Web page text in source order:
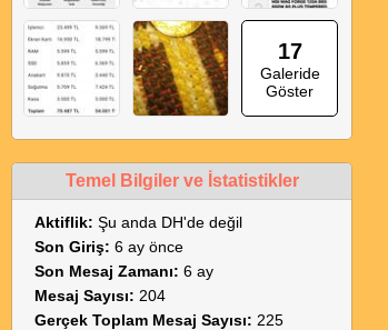
17
Galeride
Göster
Temel Bilgiler ve İstatistikler
Aktiflik: Şu anda DH'de değil
Son Giriş: 6 ay önce
Son Mesaj Zamanı: 6 ay
Mesaj Sayısı: 204
Gerçek Toplam Mesaj Sayısı: 225